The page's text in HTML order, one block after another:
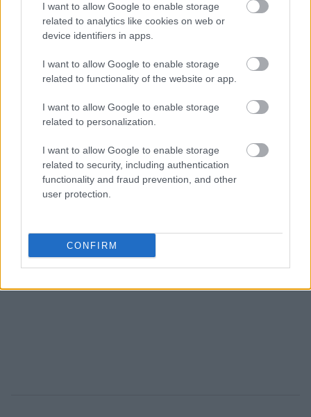
I want to allow Google to enable storage
related to analytics like cookies on web or
device identifiers in apps.
I want to allow Google to enable storage
related to functionality of the website or app.
I want to allow Google to enable storage
related to personalization.
I want to allow Google to enable storage
related to security, including authentication
functionality and fraud prevention, and other
user protection.
CONFIRM